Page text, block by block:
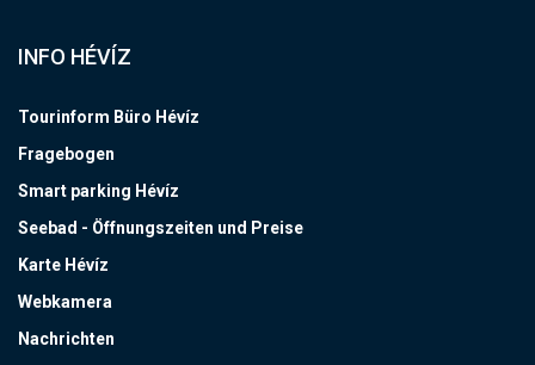
INFO HÉVÍZ
Tourinform Büro Hévíz
Fragebogen
Smart parking Hévíz
Seebad - Öffnungszeiten und Preise
Karte Hévíz
Webkamera
Nachrichten